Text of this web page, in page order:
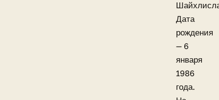
Дата
рождения
— 6
января
1986
года.